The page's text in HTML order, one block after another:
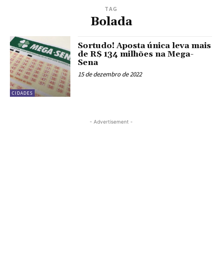
TAG
Bolada
CIDADES
Sortudo! Aposta única leva mais
de R$ 134 milhões na Mega-
Sena
15 de dezembro de 2022
- Advertisement -